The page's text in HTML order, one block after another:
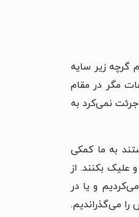
خانواده‌های پرجمعیت محسوب می‌شد و در مجموع ۱۱ نفر بودیم، پدرم گرچه زیر سایه
مگر در مقام
نمی‌کرد به
به ما کمکی
علیک بکنند. از
و یا در
را می‌گذراندیم.